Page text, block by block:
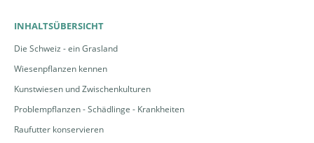
INHALTSÜBERSICHT
Die Schweiz - ein Grasland
Wiesenpflanzen kennen
Kunstwiesen und Zwischenkulturen
Problempflanzen - Schädlinge - Krankheiten
Raufutter konservieren